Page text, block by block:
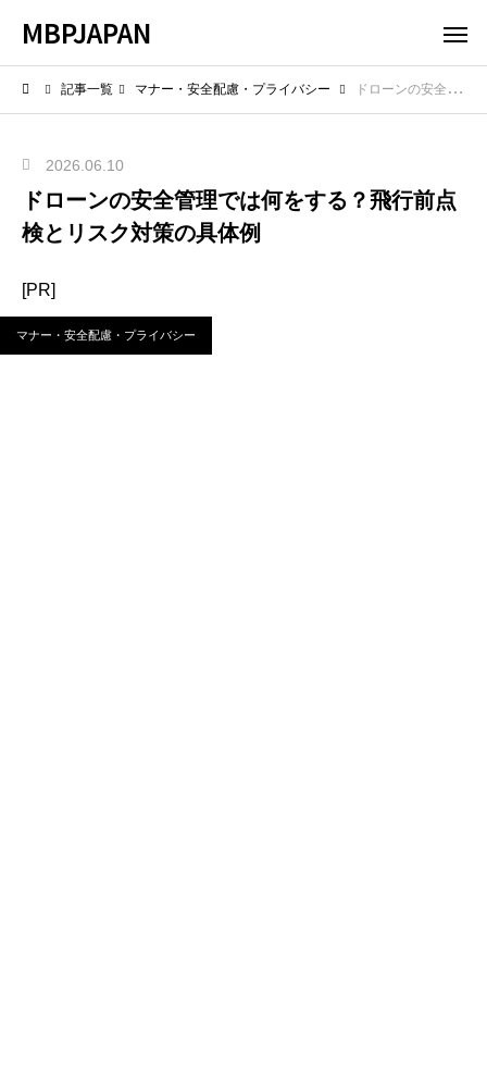
MBPJAPAN
記事一覧 マナー・安全配慮・プライバシー ドローンの安全管理では何をする？飛行前点検とリスク対策の具体例
2026.06.10
ドローンの安全管理では何をする？飛行前点
検とリスク対策の具体例
[PR]
マナー・安全配慮・プライバシー